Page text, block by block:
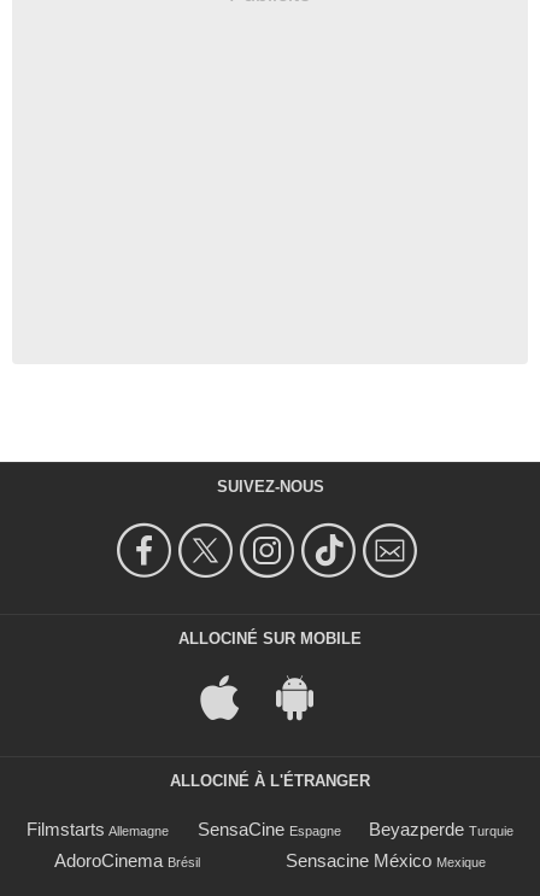
SUIVEZ-NOUS
ALLOCINÉ SUR MOBILE
ALLOCINÉ À L'ÉTRANGER
Filmstarts Allemagne SensaCine Espagne Beyazperde Turquie
AdoroCinema Brésil Sensacine México Mexique